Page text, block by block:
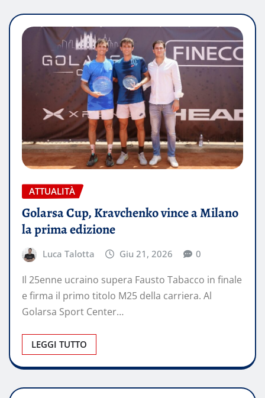
ATTUALITÀ
Golarsa Cup, Kravchenko vince a Milano
la prima edizione
Luca Talotta Giu 21, 2026 0
Il 25enne ucraino supera Fausto Tabacco in finale
e firma il primo titolo M25 della carriera. Al
Golarsa Sport Center…
LEGGI TUTTO